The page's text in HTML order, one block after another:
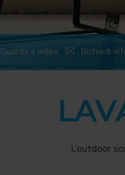
Guarda il video Richiedi
L’outdoor